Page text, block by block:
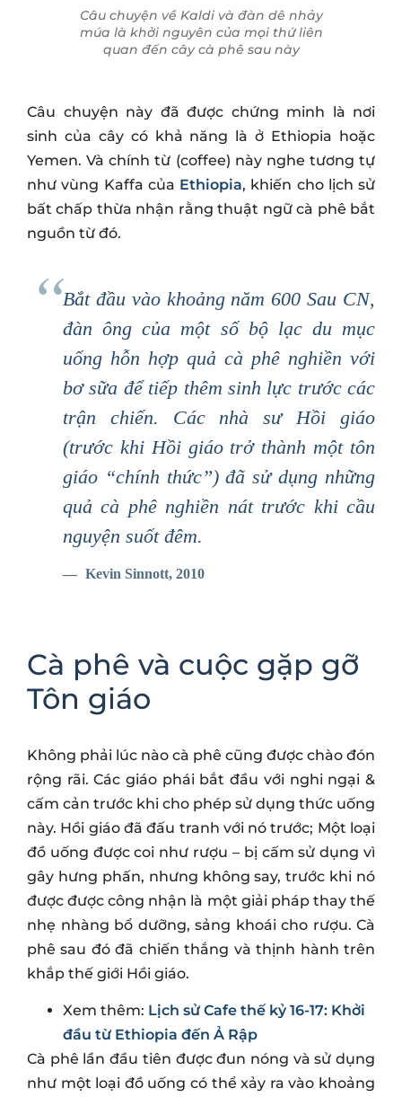
Câu chuyện về Kaldi và đàn dê nhảy
múa là khởi nguyên của mọi thứ liên
quan đến cây cà phê sau này
Câu chuyện này đã được chứng minh là nơi
sinh của cây có khả năng là ở Ethiopia hoặc
Yemen. Và chính từ (coffee) này nghe tương tự
như vùng Kaffa của Ethiopia, khiến cho lịch sử
bất chấp thừa nhận rằng thuật ngữ cà phê bắt
nguồn từ đó.
Bắt đầu vào khoảng năm 600 Sau CN,
đàn ông của một số bộ lạc du mục
uống hỗn hợp quả cà phê nghiền với
bơ sữa để tiếp thêm sinh lực trước các
trận chiến. Các nhà sư Hồi giáo
(trước khi Hồi giáo trở thành một tôn
giáo “chính thức”) đã sử dụng những
quả cà phê nghiền nát trước khi cầu
nguyện suốt đêm.
Kevin Sinnott, 2010
Cà phê và cuộc gặp gỡ
Tôn giáo
Không phải lúc nào cà phê cũng được chào đón
rộng rãi. Các giáo phái bắt đầu với nghi ngại &
cấm cản trước khi cho phép sử dụng thức uống
này. Hồi giáo đã đấu tranh với nó trước; Một loại
đồ uống được coi như rượu – bị cấm sử dụng vì
gây hưng phấn, nhưng không say, trước khi nó
được được công nhận là một giải pháp thay thế
nhẹ nhàng bổ dưỡng, sảng khoái cho rượu. Cà
phê sau đó đã chiến thắng và thịnh hành trên
khắp thế giới Hồi giáo.
Xem thêm: Lịch sử Cafe thế kỷ 16-17: Khởi
đầu từ Ethiopia đến Ả Rập
Cà phê lần đầu tiên được đun nóng và sử dụng
như một loại đồ uống có thể xảy ra vào khoảng